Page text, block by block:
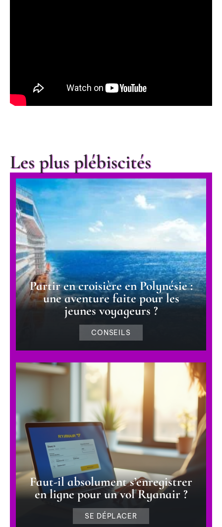
Les plus plébiscités
Partir en croisière en Polynésie :
une aventure faite pour les
jeunes voyageurs ?
CONSEILS
Faut-il absolument s’enregistrer
en ligne pour un vol Ryanair ?
SE DÉPLACER